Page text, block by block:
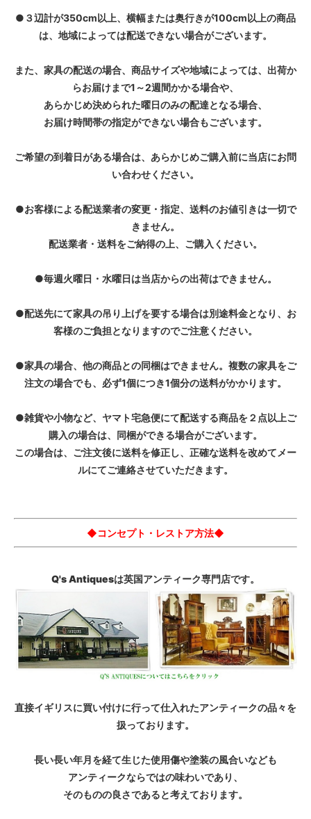
●３辺計が350cm以上、横幅または奥行きが100cm以上の商品
は、地域によっては配送できない場合がございます。
また、家具の配送の場合、商品サイズや地域によっては、出荷か
らお届けまで1～2週間かかる場合や、
あらかじめ決められた曜日のみの配達となる場合、
お届け時間帯の指定ができない場合もございます。
ご希望の到着日がある場合は、あらかじめご購入前に当店にお問
い合わせください。
●お客様による配送業者の変更・指定、送料のお値引きは一切で
きません。
配送業者・送料をご納得の上、ご購入ください。
●毎週火曜日・水曜日は当店からの出荷はできません。
●配送先にて家具の吊り上げを要する場合は別途料金となり、お
客様のご負担となりますのでご注意ください。
●家具の場合、他の商品との同梱はできません。複数の家具をご
注文の場合でも、必ず1個につき1個分の送料がかかります。
●雑貨や小物など、ヤマト宅急便にて配送する商品を２点以上ご
購入の場合は、同梱ができる場合がございます。
この場合は、ご注文後に送料を修正し、正確な送料を改めてメー
ルにてご連絡させていただきます。
◆コンセプト・レストア方法◆
Q's Antiquesは英国アンティーク専門店です。
直接イギリスに買い付けに行って仕入れたアンティークの品々を
扱っております。
長い長い年月を経て生じた使用傷や塗装の風合いなども
アンティークならではの味わいであり、
そのものの良さであると考えております。